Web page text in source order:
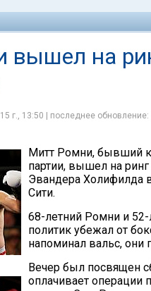
вышел на
г., 13:50 | последнее
Митт Ромни, бывший
партии, вышел на
Эвандера Холифилда
Сити.
68-летний Ромни и
политик убежал от
напоминал вальс, они
Вечер был посвящен
оплачивает операции